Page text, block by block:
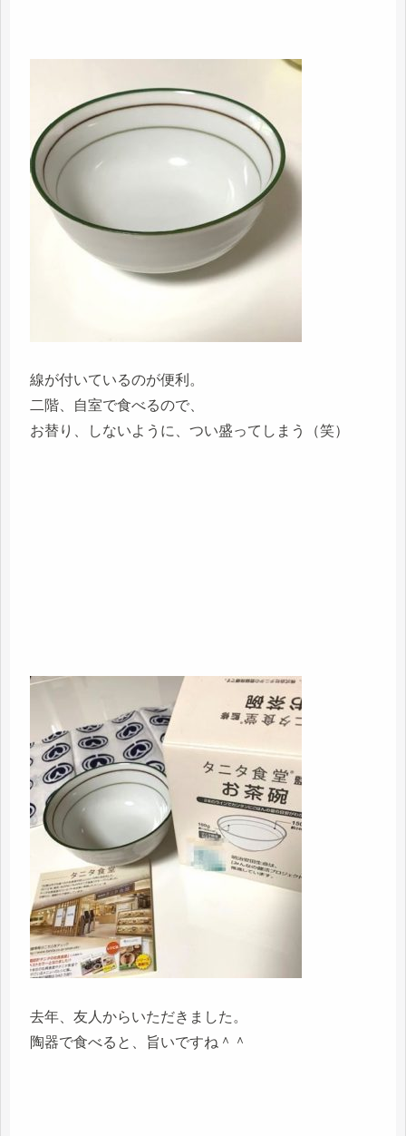
線が付いているのが便利。
二階、自室で食べるので、
お替り、しないように、つい盛ってしまう（笑）
去年、友人からいただきました。
陶器で食べると、旨いですね＾＾